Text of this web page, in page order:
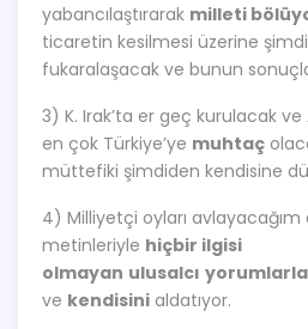
yabancılaştırarak milleti
ticaretin kesilmesi üzerine
fukaralaşacak ve bunun
3) K. Irak’ta er geç kurulacak
en çok Türkiye’ye muhtaç
müttefiki şimdiden kendisine
4) Milliyetçi oyları
metinleriyle hiçbir ilgisi
olmayan ulusalcı yorumlarla
ve kendisini aldatıyor.